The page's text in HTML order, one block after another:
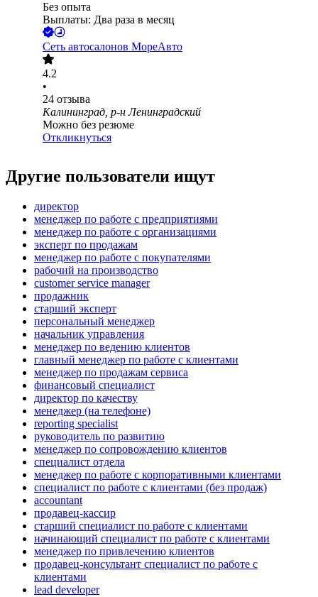
Без опыта
Выплаты: Два раза в месяц
Сеть автосалонов МореАвто
4.2
•
24 отзыва
Калининград, р-н Ленинградский
Можно без резюме
Откликнуться
Другие пользователи ищут
директор
менеджер по работе с предприятиями
менеджер по работе с организациями
эксперт по продажам
менеджер по работе с покупателями
рабочий на производство
customer service manager
продажник
старший эксперт
персональный менеджер
начальник управления
менеджер по ведению клиентов
главный менеджер по работе с клиентами
менеджер по продажам сервиса
финансовый специалист
директор по качеству
менеджер (на телефоне)
reporting specialist
руководитель по развитию
менеджер по сопровождению клиентов
специалист отдела
менеджер по работе с корпоративными клиентами
специалист по работе с клиентами (без продаж)
accountant
продавец-кассир
старший специалист по работе с клиентами
начинающий специалист по работе с клиентами
менеджер по привлечению клиентов
продавец-консультант специалист по работе с
клиентами
lead developer